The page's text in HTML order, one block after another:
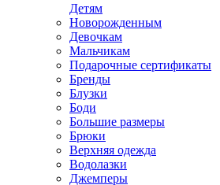
Детям
Новорожденным
Девочкам
Мальчикам
Подарочные сертификаты
Бренды
Блузки
Боди
Большие размеры
Брюки
Верхняя одежда
Водолазки
Джемперы